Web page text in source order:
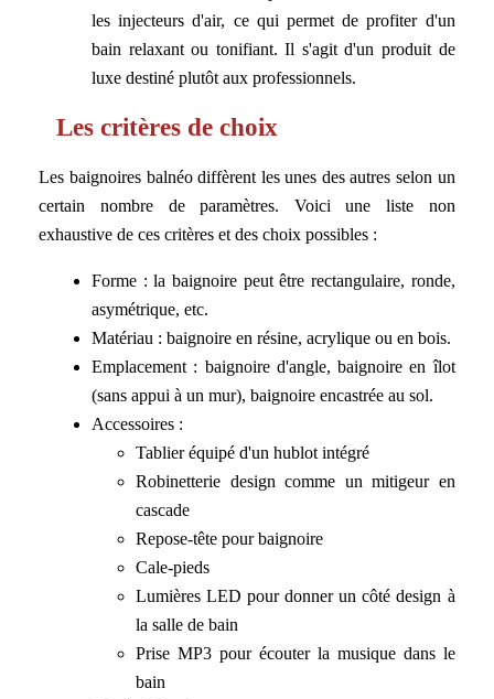
les injecteurs d'air, ce qui permet de profiter d'un
bain relaxant ou tonifiant. Il s'agit d'un produit de
luxe destiné plutôt aux professionnels.
Les critères de choix
Les baignoires balnéo diffèrent les unes des autres selon un
certain nombre de paramètres. Voici une liste non
exhaustive de ces critères et des choix possibles :
Forme : la baignoire peut être rectangulaire, ronde,
asymétrique, etc.
Matériau : baignoire en résine, acrylique ou en bois.
Emplacement : baignoire d'angle, baignoire en îlot
(sans appui à un mur), baignoire encastrée au sol.
Accessoires :
Tablier équipé d'un hublot intégré
Robinetterie design comme un mitigeur en
cascade
Repose-tête pour baignoire
Cale-pieds
Lumières LED pour donner un côté design à
la salle de bain
Prise MP3 pour écouter la musique dans le
bain